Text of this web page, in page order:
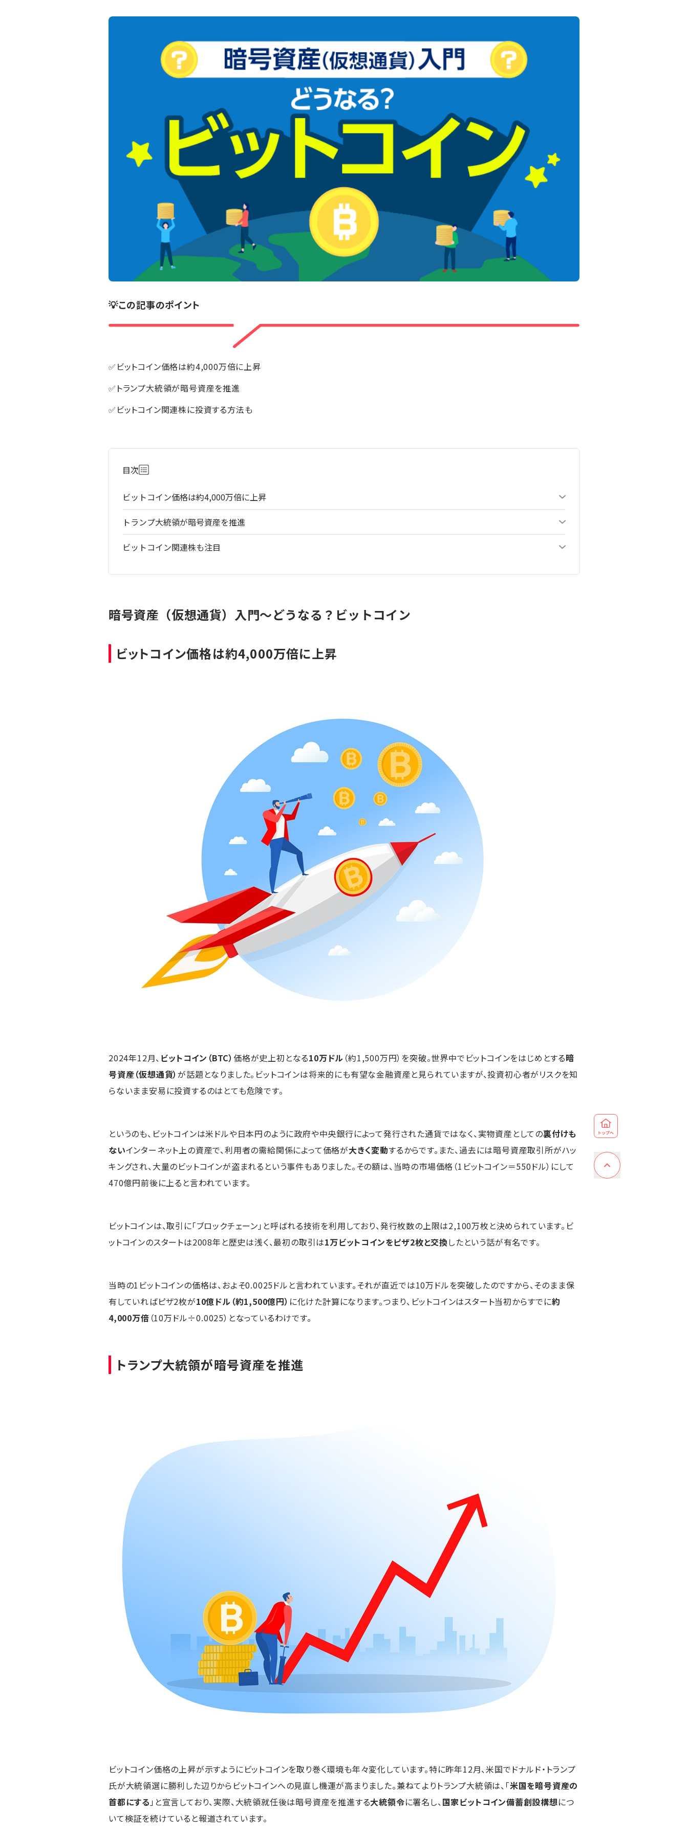
💡この記事のポイント
✅ビットコイン価格は約4,000万倍に上昇
✅トランプ大統領が暗号資産を推進
✅ビットコイン関連株に投資する方法も
目次
ビットコイン価格は約4,000万倍に上昇
トランプ大統領が暗号資産を推進
ビットコイン関連株も注目
暗号資産（仮想通貨）入門～どうなる？ビットコイン
ビットコイン価格は約4,000万倍に上昇
2024年12月、 ビットコイン（BTC） 価格が史上初となる10万ドル （約1,500万円）を突破。世界中でビットコインをはじめとする暗
号資産（仮想通貨）が話題となりました。ビットコインは将来的にも有望な金融資産と見られていますが、投資初心者がリスクを知
らないまま安易に投資するのはとても危険です。
というのも、ビットコインは米ドルや日本円のように政府や中央銀行によって発行された通貨ではなく、実物資産としての裏付けも
ないインターネット上の資産で、利用者の需給関係によって価格が大きく変動するからです。また、過去には暗号資産取引所がハッ
キングされ、大量のビットコインが盗まれるという事件もありました。その額は、当時の市場価格（1ビットコイン＝550ドル）にして
470億円前後に上ると言われています。
ビットコインは、取引に「ブロックチェーン」と呼ばれる技術を利用しており、発行枚数の上限は2,100万枚と決められています。ビ
ットコインのスタートは2008年と歴史は浅く、最初の取引は1万ビットコインをピザ2枚と交換したという話が有名です。
当時の1ビットコインの価格は、およそ0.0025ドルと言われています。それが直近では10万ドルを突破したのですから、そのまま保
有していればピザ2枚が10億ドル（約1,500億円） に化けた計算になります。つまり、ビットコインはスタート当初からすでに約
4,000万倍 （10万ドル÷0.0025）となっているわけです。
トランプ大統領が暗号資産を推進
ビットコイン価格の上昇が示すようにビットコインを取り巻く環境も年々変化しています。特に昨年12月、米国でドナルド・トランプ
氏が大統領選に勝利した辺りからビットコインへの見直し機運が高まりました。兼ねてよりトランプ大統領は、「米国を暗号資産の
首都にする 」と宣言しており、実際、大統領就任後は暗号資産を推進する大統領令に署名し、国家ビットコイン備蓄創設構想につ
いて検証を続けていると報道されています。